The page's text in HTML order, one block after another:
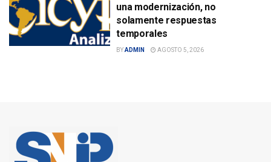
una modernización, no
solamente respuestas
temporales
BYADMIN AGOSTO 5, 2026